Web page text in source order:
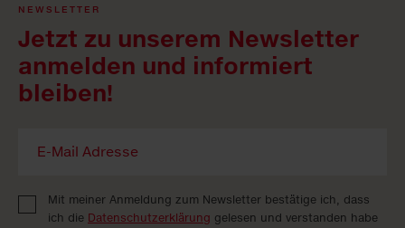
NEWSLETTER
Jetzt zu unserem Newsletter
anmelden und informiert
bleiben!
Mit meiner Anmeldung zum Newsletter bestätige ich, dass
ich die Datenschutzerklärung gelesen und verstanden habe